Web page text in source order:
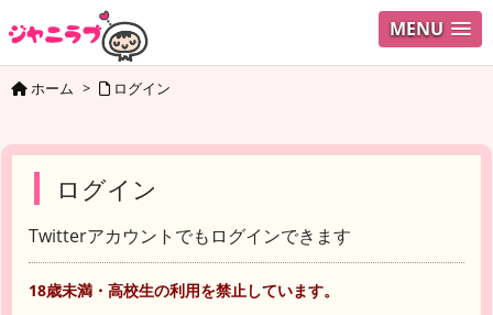
MENU
ホーム > ログイン
ログイン
Twitterアカウントでもログインできます
18歳未満・高校生の利用を禁止しています。